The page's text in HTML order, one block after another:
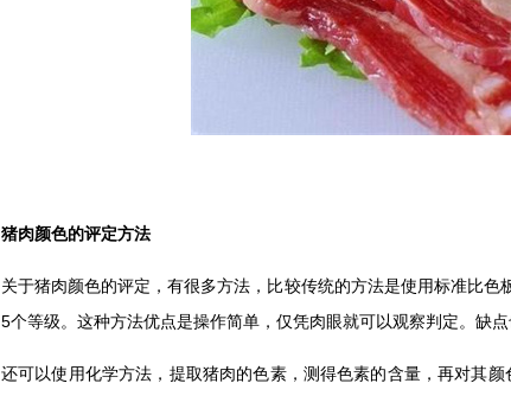
猪肉颜色的评定方法
关于猪肉颜色的评定，有很多方法，比较传统的方法是使用标准比
5个等级。这种方法优点是操作简单，仅凭肉眼就可以观察判定。缺
还可以使用化学方法，提取猪肉的色素，测得色素的含量，再对其